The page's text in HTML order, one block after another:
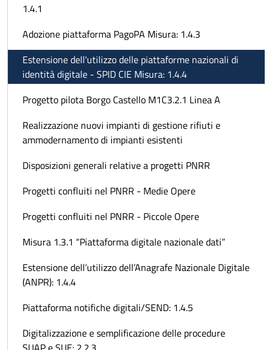
1.4.1
Adozione piattaforma PagoPA Misura: 1.4.3
Estensione dell'utilizzo delle piattaforme nazionali di
identità digitale - SPID CIE Misura: 1.4.4
Progetto pilota Borgo Castello M1C3.2.1 Linea A
Realizzazione nuovi impianti di gestione rifiuti e
ammodernamento di impianti esistenti
Disposizioni generali relative a progetti PNRR
Progetti confluiti nel PNRR - Medie Opere
Progetti confluiti nel PNRR - Piccole Opere
Misura 1.3.1 “Piattaforma digitale nazionale dati”
Estensione dell’utilizzo dell’Anagrafe Nazionale Digitale
(ANPR): 1.4.4
Piattaforma notifiche digitali/SEND: 1.4.5
Digitalizzazione e semplificazione delle procedure